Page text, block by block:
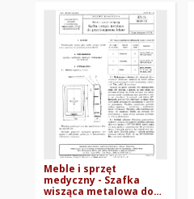
Meble i sprzęt
medyczny - Szafka
wisząca metalowa do